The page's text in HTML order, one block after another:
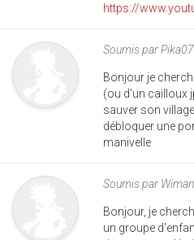
https://
Soumis parPika07
Bonjour je
(ou d'un cailloux
sauver son
débloquer une
manivelle
Soumis par
Bonjour, je
un groupe